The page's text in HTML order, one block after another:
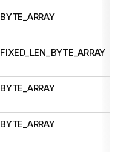
BYTE_ARRAY
FIXED_LEN_BYTE_ARRAY
BYTE_ARRAY
BYTE_ARRAY